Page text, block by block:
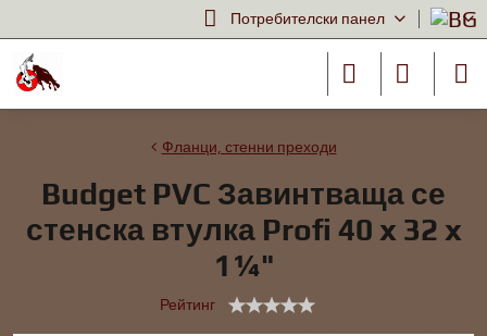
Потребителски панел
Фланци, стенни преходи
Budget PVC Завинтваща се
стенска втулка Profi 40 x 32 x
1¼"
Рейтинг